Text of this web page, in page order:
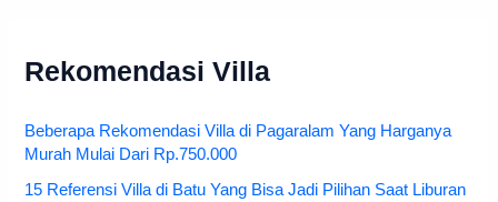
Rekomendasi Villa
Beberapa Rekomendasi Villa di Pagaralam Yang Harganya
Murah Mulai Dari Rp.750.000
15 Referensi Villa di Batu Yang Bisa Jadi Pilihan Saat Liburan